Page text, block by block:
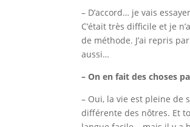
– D’accord… je vais
C’était très difficile et je
de méthode. J’ai repris
aussi…
– On en fait des choses
– Oui, la vie est pleine de
différente des nôtres. Et